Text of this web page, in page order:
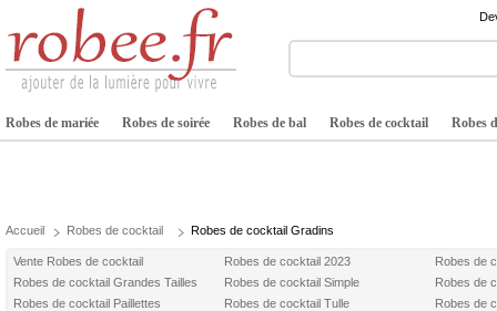
Robes de mariée Robes de soirée Robes de bal Robes de cocktail Robes
Accueil Robes de cocktail Robes de cocktail Gradins
Vente Robes de cocktail Robes de cocktail 2023
Robes de
Robes de cocktail Grandes Tailles
Robes de cocktail Simple
Robes de
Robes de cocktail Paillettes
Robes de cocktail Tulle
Robes de